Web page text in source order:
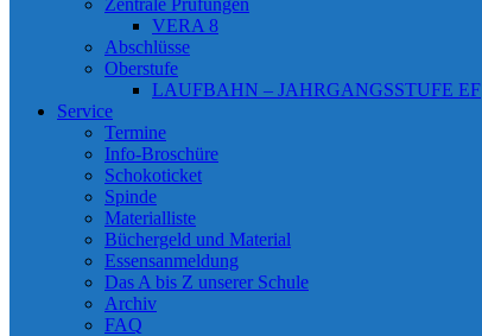
Zentrale Prüfungen
VERA 8
Abschlüsse
Oberstufe
LAUFBAHN – JAHRGANGSSTUFE EF
Service
Termine
Info-Broschüre
Schokoticket
Spinde
Materialliste
Büchergeld und Material
Essensanmeldung
Das A bis Z unserer Schule
Archiv
FAQ